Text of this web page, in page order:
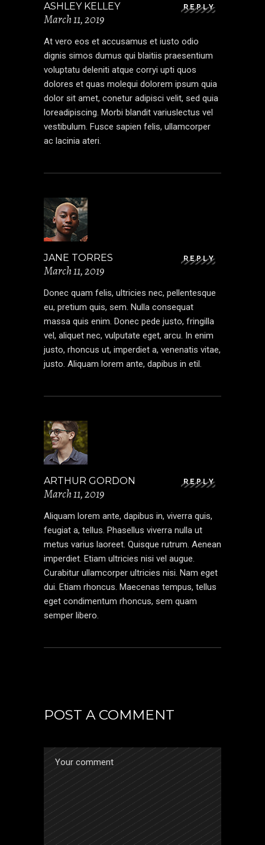
ASHLEY KELLEY
March 11, 2019
REPLY
At vero eos et accusamus et iusto odio
dignis simos dumus qui blaitiis praesentium
voluptatu deleniti atque corryi upti quos
dolores et quas molequi dolorem ipsum quia
dolor sit amet, conetur adipisci velit, sed quia
loreadipiscing. Morbi blandit variuslectus vel
vestibulum. Fusce sapien felis, ullamcorper
ac lacinia ateri.
JANE TORRES
March 11, 2019
REPLY
Donec quam felis, ultricies nec, pellentesque
eu, pretium quis, sem. Nulla consequat
massa quis enim. Donec pede justo, fringilla
vel, aliquet nec, vulputate eget, arcu. In enim
justo, rhoncus ut, imperdiet a, venenatis vitae,
justo. Aliquam lorem ante, dapibus in etil.
ARTHUR GORDON
March 11, 2019
REPLY
Aliquam lorem ante, dapibus in, viverra quis,
feugiat a, tellus. Phasellus viverra nulla ut
metus varius laoreet. Quisque rutrum. Aenean
imperdiet. Etiam ultricies nisi vel augue.
Curabitur ullamcorper ultricies nisi. Nam eget
dui. Etiam rhoncus. Maecenas tempus, tellus
eget condimentum rhoncus, sem quam
semper libero.
POST A COMMENT